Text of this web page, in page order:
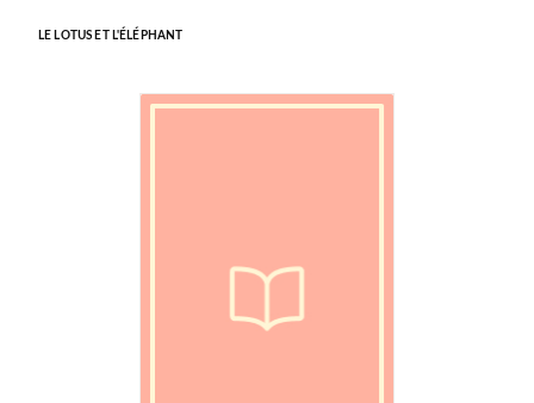
LE LOTUS ET L'ÉLÉPHANT